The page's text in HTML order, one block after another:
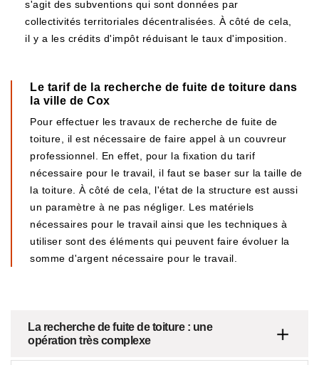
s'agit des subventions qui sont données par
collectivités territoriales décentralisées. À côté de cela,
il y a les crédits d'impôt réduisant le taux d'imposition.
Le tarif de la recherche de fuite de toiture dans
la ville de Cox
Pour effectuer les travaux de recherche de fuite de
toiture, il est nécessaire de faire appel à un couvreur
professionnel. En effet, pour la fixation du tarif
nécessaire pour le travail, il faut se baser sur la taille de
la toiture. À côté de cela, l'état de la structure est aussi
un paramètre à ne pas négliger. Les matériels
nécessaires pour le travail ainsi que les techniques à
utiliser sont des éléments qui peuvent faire évoluer la
somme d'argent nécessaire pour le travail.
La recherche de fuite de toiture : une
opération très complexe